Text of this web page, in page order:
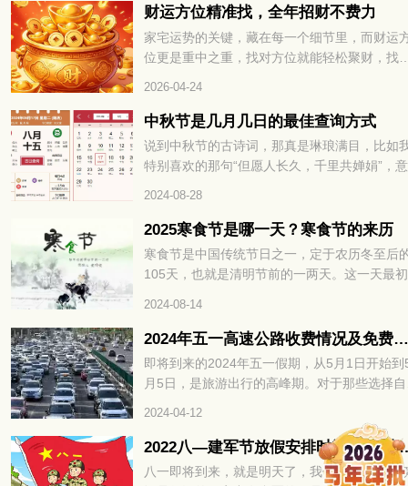
的命理奥秘。
财运方位精准找，全年招财不费力
家宅运势的关键，藏在每一个细节里，而财运
位更是重中之重，找对方位就能轻松聚财，找
心关键，财运方位。掌握对的方法，不用刻意
力，就能让财富主动靠近，财运方位精准找，
年招财不费力，接下来就为大家详细拆解如何
速找准财运方位，解锁全年招财密码。
2026-04-24
中秋节是几月几日的最佳查询方式
说到中秋节的古诗词，那真是琳琅满目，比如
特别喜欢的那句“但愿人长久，千里共婵娟”，
八月十五。那你知道阳历中2024年中秋节是几
几日吗？
2024-08-28
2025寒食节是哪一天？寒食节的来历
寒食节是中国传统节日之一，定于农历冬至后
105天，也就是清明节前的一两天。这一天最
承了两千多年，曾被誉为中国民间最大的祭日
那么，2025寒食节是哪一天呢？让我们一起来
看吧。
2024-08-14
2024年五一高速公路收费情况及免费时间
即将到来的2024年五一假期，从5月1日开始到
月5日，是旅游出行的高峰期。对于那些选择
够免通行费。通常情况下，五一高速公路会有
费时间段，但每年的具体时间都不尽相同。所
以，让我们一同前往黄历小编的指导下，了解
2024-04-12
2022八—建军节放假安排
八一即将到来，就是明天了，我们对八一的印